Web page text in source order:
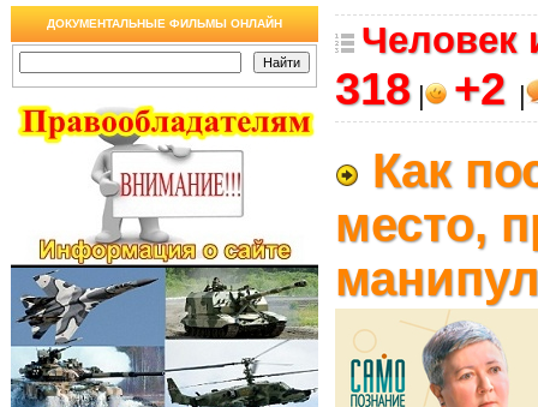
ДОКУМЕНТАЛЬНЫЕ ФИЛЬМЫ ОНЛАЙН Человек
318| +2
Как
место,